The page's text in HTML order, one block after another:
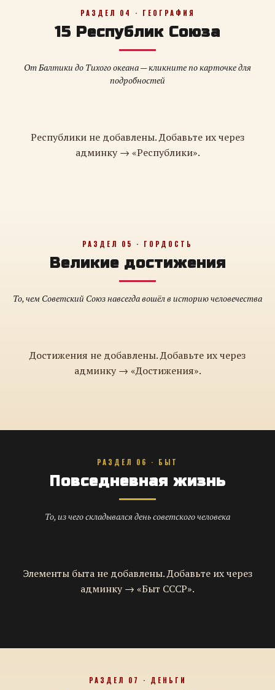
РАЗДЕЛ 04 · ГЕОГРАФИЯ
15 Республик Союза
От Балтики до Тихого океана — кликните по карточке для
подробностей
Республики не добавлены. Добавьте их через
админку → «Республики».
РАЗДЕЛ 05 · ГОРДОСТЬ
Великие достижения
То, чем Советский Союз навсегда вошёл в историю человечества
Достижения не добавлены. Добавьте их через
админку → «Достижения».
РАЗДЕЛ 06 · БЫТ
Повседневная жизнь
То, из чего складывался день советского человека
Элементы быта не добавлены. Добавьте их через
админку → «Быт СССР».
РАЗДЕЛ 07 · ДЕНЬГИ